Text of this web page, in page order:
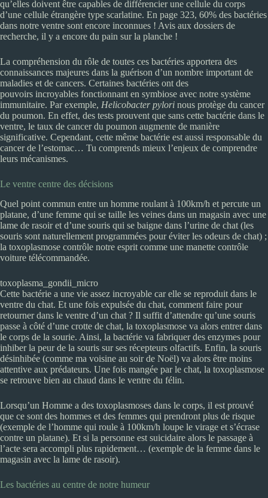
qu’elles doivent être capables de différencier une cellule du corps
d’une cellule étrangère type scarlatine. En page 323, 60% des bactéries
dans notre ventre sont encore inconnues ! Avis aux dossiers de
recherche, il y a encore du pain sur la planche !
La compréhension du rôle de toutes ces bactéries apportera des
connaissances majeures dans la guérison d’un nombre important de
maladies et de cancers. Certaines bactéries ont des
pouvoirs incroyables fonctionnant en symbiose avec notre système
immunitaire. Par exemple, Helicobacter pylori nous protège du cancer
du poumon. En effet, des tests prouvent que sans cette bactérie dans le
ventre, le taux de cancer du poumon augmente de manière
significative. Cependant, cette même bactérie est aussi responsable du
cancer de l’estomac… Tu comprends mieux l’enjeux de comprendre
leurs mécanismes.
Le ventre centre des décisions
Quel point commun entre un homme roulant à 100km/h et percute un
platane, d’une femme qui se taille les veines dans un magasin avec une
lame de rasoir et d’une souris qui se baigne dans l’urine de chat (les
souris sont naturellement programmées pour éviter les odeurs de chat) ;
la toxoplasmose contrôle notre esprit comme une manette contrôle
voiture télécommandée.
toxoplasma_gondii_micro
Cette bactérie a une vie assez incroyable car elle se reproduit dans le
ventre du chat. Et une fois expulsée du chat, comment faire pour
retourner dans le ventre d’un chat ? Il suffit d’attendre qu’une souris
passe à côté d’une crotte de chat, la toxoplasmose va alors entrer dans
le corps de la sourie. Ainsi, la bactérie va fabriquer des enzymes pour
inhiber la peur de la souris sur ses récepteurs olfactifs. Enfin, la souris
désinhibée (comme ma voisine au soir de Noël) va alors être moins
attentive aux prédateurs. Une fois mangée par le chat, la toxoplasmose
se retrouve bien au chaud dans le ventre du félin.
Lorsqu’un Homme a des toxoplasmoses dans le corps, il est prouvé
que ce sont des hommes et des femmes qui prendront plus de risque
(exemple de l’homme qui roule à 100km/h loupe le virage et s’écrase
contre un platane). Et si la personne est suicidaire alors le passage à
l’acte sera accompli plus rapidement… (exemple de la femme dans le
magasin avec la lame de rasoir).
Les bactéries au centre de notre humeur